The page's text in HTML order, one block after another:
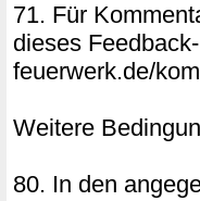
71. Für
dieses
feuerwerk.de/
Weitere
80. In den